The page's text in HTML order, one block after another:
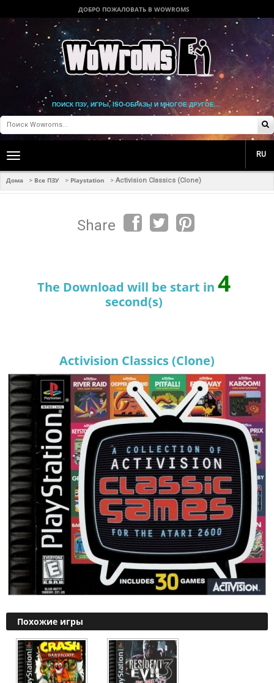
ДОБРО ПОЖАЛОВАТЬ В WOWROMS
ПОИСК ПЗУ, ИГРЫ, ISO-ОБРАЗЫ И МНОГОЕ ДРУГОЕ...
Toggle
navigation
RU
Дома > Все ПЗУ > Playstation > Activision Classics (Clone)
Share
The Download will be start in 4
second(s)
Activision Classics (Clone)
Похожие игры